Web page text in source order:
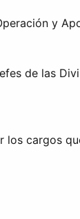
y
de las
cargos